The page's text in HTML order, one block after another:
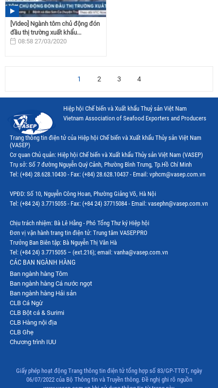
[Video] Ngành tôm chủ động đón
đầu thị trường xuất khẩu...
08:58 27/03/2020
1 2 3 4
Hiệp hội Chế biến và Xuất khẩu Thuỷ sản Việt Nam
Vietnam Association of Seafood Exporters and Producers
Trang thông tin điện tử của Hiệp hội Chế biến và Xuất khẩu Thủy sản Việt Nam
(VASEP)
Cơ quan Chủ quản: Hiệp hội Chế biến và Xuất khẩu Thủy sản Việt Nam (VASEP)
Trụ sở: Số 7 đường Nguyễn Quý Cảnh, Phường Bình Trưng, Tp.Hồ Chí Minh
Tel: (+84) 28.628.10430 - Fax: (+84) 28.628.10437 - Email: vphcm@vasep.com.vn
VPĐD: Số 10, Nguyễn Công Hoan, Phường Giảng Võ, Hà Nội
Tel: (+84 24) 3.7715055 - Fax: (+84 24) 37715084 - Email: vasephn@vasep.com.vn
Chịu trách nhiệm: Bà Lê Hằng - Phó Tổng Thư ký Hiệp hội
Đơn vị vận hành trang tin điện tử: Trung tâm VASEP.PRO
Trưởng Ban Biên tập: Bà Nguyễn Thị Vân Hà
Tel: (+84 24) 3.7715055 – (ext.216); email: vanha@vasep.com.vn
CÁC BAN NGÀNH HÀNG
Ban ngành hàng Tôm
Ban ngành hàng Cá nước ngọt
Ban ngành hàng Hải sản
CLB Cá Ngừ
CLB Bột cá & Surimi
CLB Hàng nội địa
CLB Ghẹ
Chương trình IUU
Giấy phép hoạt động Trang thông tin điện tử tổng hợp số 83/GP-TTĐT, ngày
06/07/2022 của Bộ Thông tin và Truyền thông. Đề nghị ghi rõ nguồn